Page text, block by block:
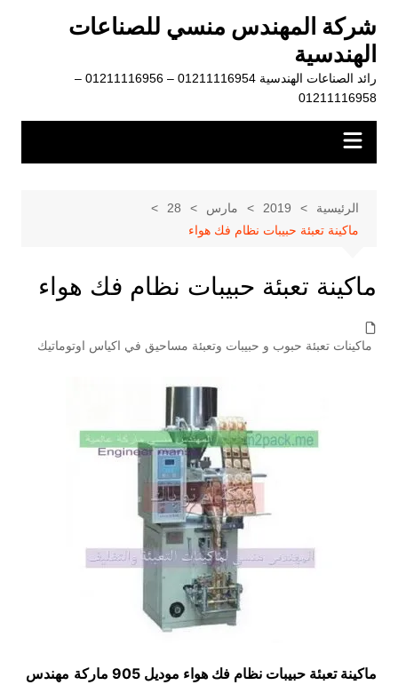
المحتوى
شركة المهندس منسي للصناعات
الهندسية
رائد الصناعات الهندسية 01211116954 – 01211116956 –
01211116958
الرئيسية 2019 مارس
28
ماكينة تعبئة حبيبات نظام فك هواء
ماكينة تعبئة حبيبات نظام فك هواء
ماكينات تعبئة حبوب و حبيبات وتعبئة مساحيق في اكياس اوتوماتيك
ماكينة تعبئة حبيبات نظام فك هواء موديل 905 ماركة
مهندس